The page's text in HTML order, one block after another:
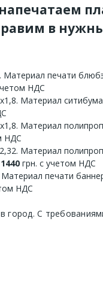
в
печати
НДС
Материал
Материал
НДС
Материал
1440 грн. с учетом НДС
печати
НДС
город. С